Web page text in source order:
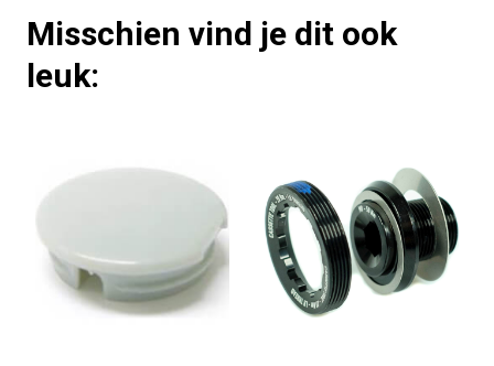
Misschien vind je dit ook
leuk: